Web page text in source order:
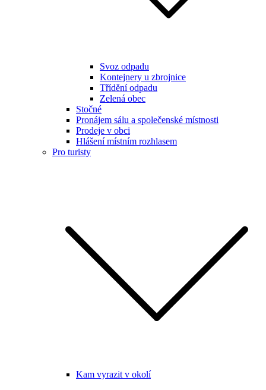
Svoz odpadu
Kontejnery u zbrojnice
Třídění odpadu
Zelená obec
Stočné
Pronájem sálu a společenské místnosti
Prodeje v obci
Hlášení místním rozhlasem
Pro turisty
Kam vyrazit v okolí